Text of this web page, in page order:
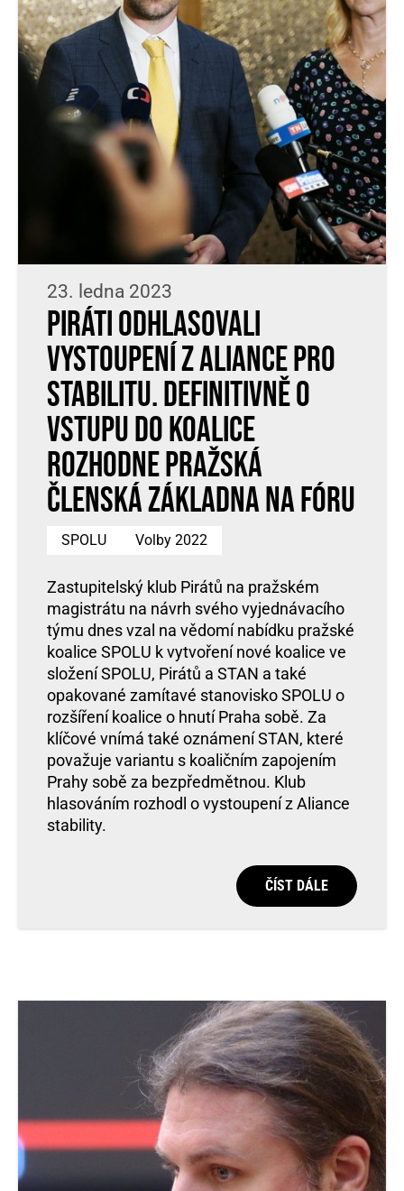
23. ledna 2023
Piráti odhlasovali
vystoupení z Aliance pro
stabilitu. Definitivně o
vstupu do koalice
rozhodne pražská
členská základna na fóru
SPOLU Volby 2022
Zastupitelský klub Pirátů na pražském
magistrátu na návrh svého vyjednávacího
týmu dnes vzal na vědomí nabídku pražské
koalice SPOLU k vytvoření nové koalice ve
složení SPOLU, Pirátů a STAN a také
opakované zamítavé stanovisko SPOLU o
rozšíření koalice o hnutí Praha sobě. Za
klíčové vnímá také oznámení STAN, které
považuje variantu s koaličním zapojením
Prahy sobě za bezpředmětnou. Klub
hlasováním rozhodl o vystoupení z Aliance
stability.
ČÍST DÁLE